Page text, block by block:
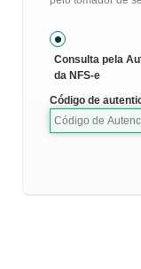
Consulta pela
da NFS-e
Código de